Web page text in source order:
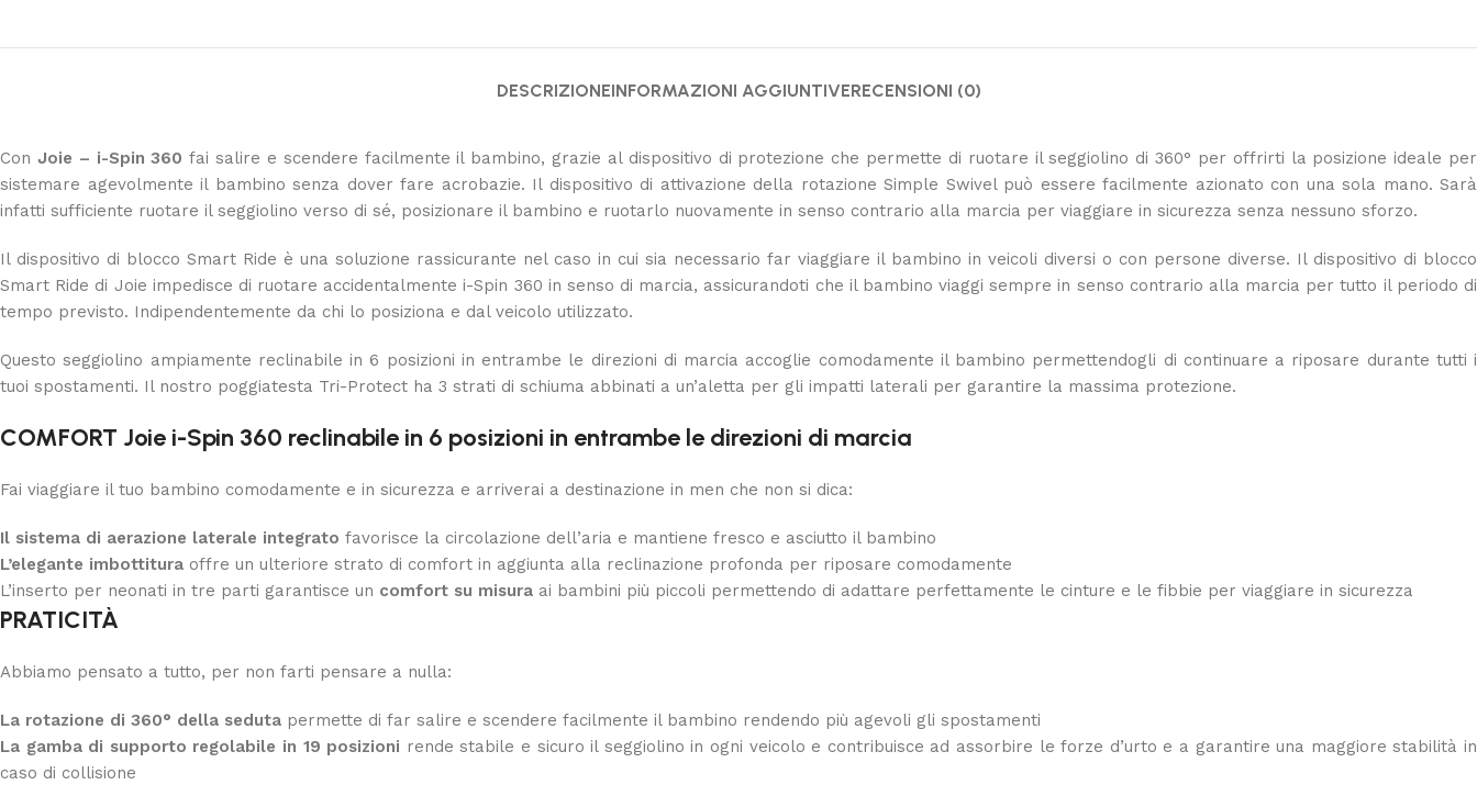
DESCRIZIONEINFORMAZIONI AGGIUNTIVERECENSIONI (0)
Con Joie – i-Spin 360 fai salire e scendere facilmente il bambino, grazie al dispositivo di protezione che permette di ruotare il seggiolino di 360° per offrirti la posizione ideale per
sistemare agevolmente il bambino senza dover fare acrobazie. Il dispositivo di attivazione della rotazione Simple Swivel può essere facilmente azionato con una sola mano. Sarà
infatti sufficiente ruotare il seggiolino verso di sé, posizionare il bambino e ruotarlo nuovamente in senso contrario alla marcia per viaggiare in sicurezza senza nessuno sforzo.
Il dispositivo di blocco Smart Ride è una soluzione rassicurante nel caso in cui sia necessario far viaggiare il bambino in veicoli diversi o con persone diverse. Il dispositivo di blocco
Smart Ride di Joie impedisce di ruotare accidentalmente i-Spin 360 in senso di marcia, assicurandoti che il bambino viaggi sempre in senso contrario alla marcia per tutto il periodo di
tempo previsto. Indipendentemente da chi lo posiziona e dal veicolo utilizzato.
Questo seggiolino ampiamente reclinabile in 6 posizioni in entrambe le direzioni di marcia accoglie comodamente il bambino permettendogli di continuare a riposare durante tutti i
tuoi spostamenti. Il nostro poggiatesta Tri-Protect ha 3 strati di schiuma abbinati a un’aletta per gli impatti laterali per garantire la massima protezione.
COMFORT Joie i-Spin 360 reclinabile in 6 posizioni in entrambe le direzioni di marcia
Fai viaggiare il tuo bambino comodamente e in sicurezza e arriverai a destinazione in men che non si dica:
Il sistema di aerazione laterale integrato favorisce la circolazione dell’aria e mantiene fresco e asciutto il bambino
L’elegante imbottitura offre un ulteriore strato di comfort in aggiunta alla reclinazione profonda per riposare comodamente
L’inserto per neonati in tre parti garantisce un comfort su misura ai bambini più piccoli permettendo di adattare perfettamente le cinture e le fibbie per viaggiare in sicurezza
PRATICITÀ
Abbiamo pensato a tutto, per non farti pensare a nulla:
La rotazione di 360° della seduta permette di far salire e scendere facilmente il bambino rendendo più agevoli gli spostamenti
La gamba di supporto regolabile in 19 posizioni rende stabile e sicuro il seggiolino in ogni veicolo e contribuisce ad assorbire le forze d’urto e a garantire una maggiore stabilità in
caso di collisione